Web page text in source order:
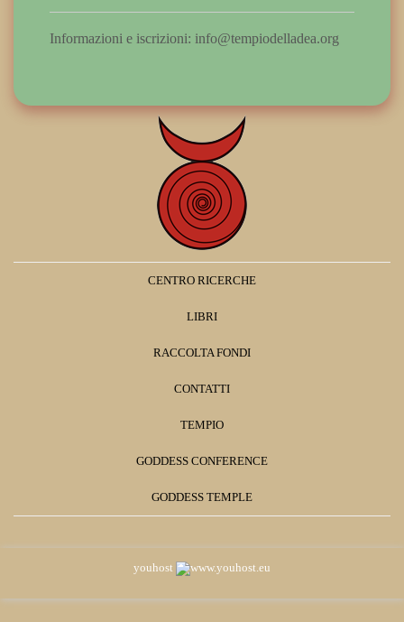
Informazioni e iscrizioni: info@tempiodelladea.org
CENTRO RICERCHE
LIBRI
RACCOLTA FONDI
CONTATTI
TEMPIO
GODDESS CONFERENCE
GODDESS TEMPLE
youhost